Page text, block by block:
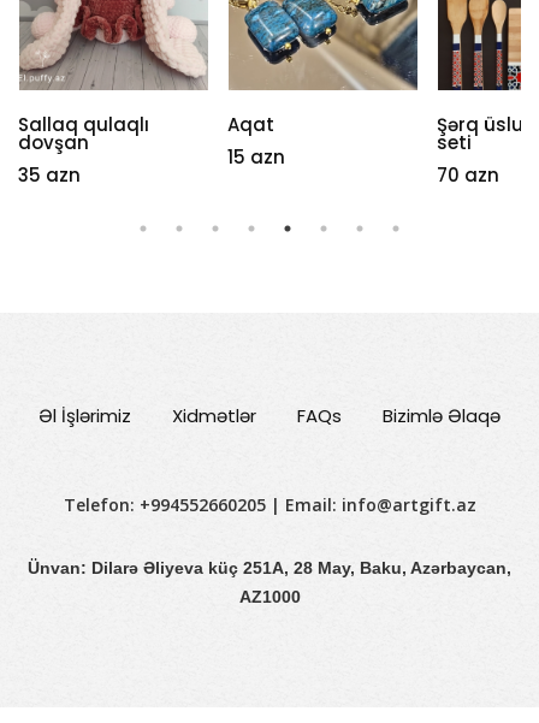
Sallaq qulaqlı
dovşan
35 azn
Aqat
15 azn
Şərq
seti
70 azn
Əl İşlərimiz Xidmətlər FAQs Bizimlə Əlaqə
Telefon: +994552660205 | Email: info@artgift.az
Ünvan: Dilarə Əliyeva küç 251A, 28 May, Baku, Azərbaycan,
AZ1000